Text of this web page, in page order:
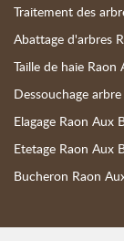
Traitement des
Abattage d'arbres
Taille de haie Raon
Dessouchage
Elagage Raon Aux
Etetage Raon Aux
Bucheron Raon